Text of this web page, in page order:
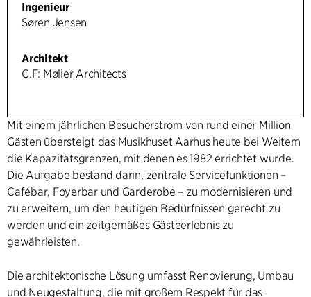
Ingenieur
Søren Jensen
Architekt
C.F: Møller Architects
Mit einem jährlichen Besucherstrom von rund einer Million
Gästen übersteigt das Musikhuset Aarhus heute bei Weitem
die Kapazitätsgrenzen, mit denen es 1982 errichtet wurde.
Die Aufgabe bestand darin, zentrale Servicefunktionen –
Cafébar, Foyerbar und Garderobe – zu modernisieren und
zu erweitern, um den heutigen Bedürfnissen gerecht zu
werden und ein zeitgemäßes Gästeerlebnis zu
gewährleisten.
Die architektonische Lösung umfasst Renovierung, Umbau
und Neugestaltung, die mit großem Respekt für das